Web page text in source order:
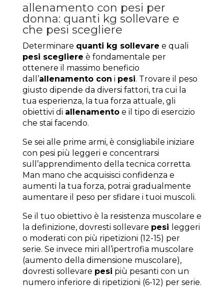
allenamento con pesi per
donna: quanti kg sollevare e
che pesi scegliere
Determinare quanti kg sollevare e quali
pesi scegliere è fondamentale per
ottenere il massimo beneficio
dall’allenamento con i pesi. Trovare il peso
giusto dipende da diversi fattori, tra cui la
tua esperienza, la tua forza attuale, gli
obiettivi di allenamentoe il tipo di esercizio
che stai facendo.
Se sei alle prime armi, è consigliabile iniziare
con pesi più leggeri e concentrarsi
sull’apprendimento della tecnica corretta.
Man mano che acquisisci confidenza e
aumenti la tua forza, potrai gradualmente
aumentare il peso per sfidare i tuoi muscoli.
Se il tuo obiettivo è la resistenza muscolare e
la definizione, dovresti sollevare pesi leggeri
o moderati con più ripetizioni (12-15) per
serie. Se invece miri all’ipertrofia muscolare
(aumento della dimensione muscolare),
dovresti sollevare pesi più pesanti con un
numero inferiore di ripetizioni (6-12) per serie.